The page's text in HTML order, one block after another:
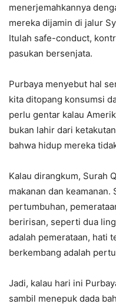
menerjemahkannya
mereka dijamin di jalur
Itulah safe-conduct,
pasukan bersenjata.
Purbaya menyebut hal
kita ditopang konsumsi
perlu gentar kalau
bukan lahir dari
bahwa hidup mereka
Kalau dirangkum, Surah
makanan dan
pertumbuhan,
beririsan, seperti dua
adalah pemerataan, hati
berkembang adalah
Jadi, kalau hari ini
sambil menepuk dada